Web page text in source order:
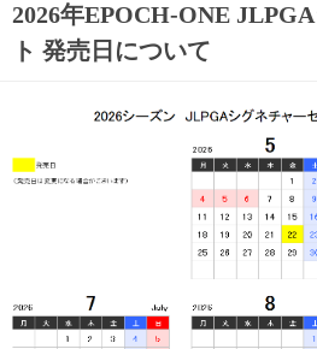
2026年EPOCH-ONE
ト 発売日について